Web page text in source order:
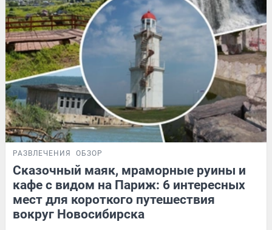
РАЗВЛЕЧЕНИЯ ОБЗОР
Сказочный маяк, мраморные руины и
кафе с видом на Париж: 6 интересных
мест для короткого путешествия
вокруг Новосибирска